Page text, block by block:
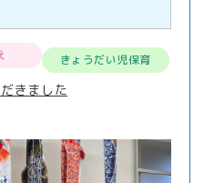
きょうだい児保育
きました